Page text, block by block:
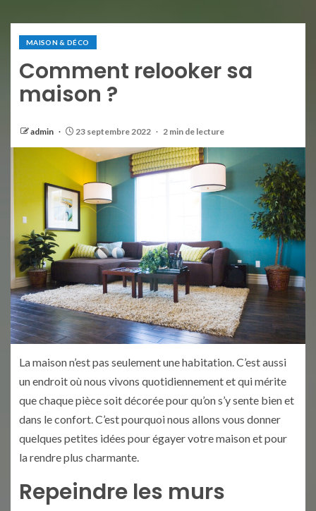
MAISON & DÉCO
Comment relooker sa
maison ?
admin 23 septembre 2022 2 min de lecture
La maison n’est pas seulement une habitation. C’est aussi
un endroit où nous vivons quotidiennement et qui mérite
que chaque pièce soit décorée pour qu’on s’y sente bien et
dans le confort. C’est pourquoi nous allons vous donner
quelques petites idées pour égayer votre maison et pour
la rendre plus charmante.
Repeindre les murs